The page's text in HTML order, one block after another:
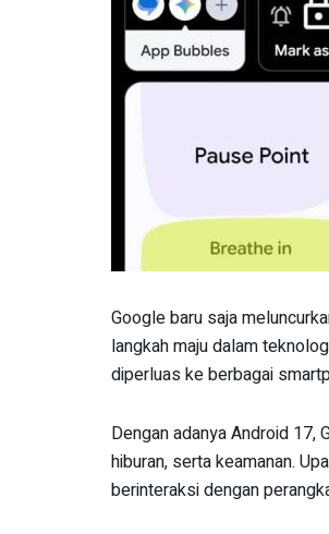
Google baru saja
langkah maju dalam
diperluas ke berbagai
Dengan adanya Android 17,
hiburan, serta keamanan.
berinteraksi dengan